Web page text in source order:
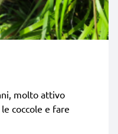
molto attivo
coccole e fare